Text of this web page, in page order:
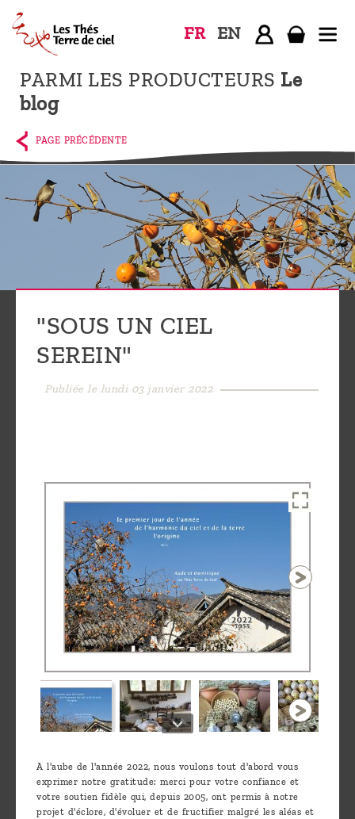
PARMI LES PRODUCTEURS Le
blog
FR EN
Accueil
La
boutique
Terre de
Parmi les
Qui
sommes-
infuser
votre thé
Contactez-
PAGE PRÉCÉDENTE
"SOUS UN CIEL
SEREIN"
Publiée le lundi 03 janvier 2022
A l'aube de l'année 2022, nous voulons tout d'abord vous
exprimer notre gratitude: merci pour votre confiance et
votre soutien fidèle qui, depuis 2005, ont permis à notre
projet d'éclore, d'évoluer et de fructifier malgré les aléas et